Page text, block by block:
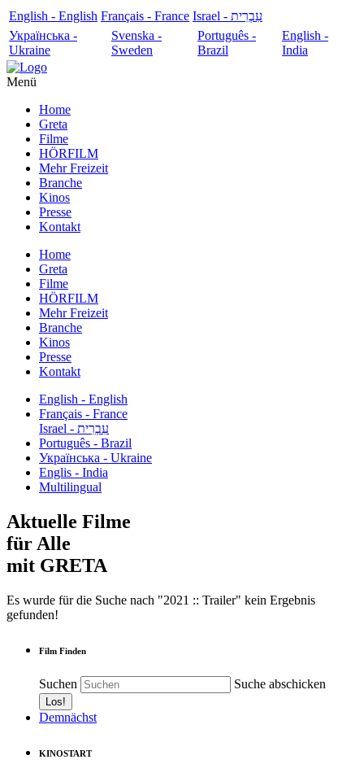
English - English Français - France
עִבְרִית - Israel
Українська -
Ukraine
Svenska -
Sweden
Português -
Brazil
English -
India
Menü
Home
Greta
Filme
HÖRFILM
Mehr Freizeit
Branche
Kinos
Presse
Kontakt
Home
Greta
Filme
HÖRFILM
Mehr Freizeit
Branche
Kinos
Presse
Kontakt
English - English
Français - France
עִבְרִית - Israel
Português - Brazil
Українська - Ukraine
Englis - India
Multilingual
Aktuelle Filme
für Alle
mit GRETA
Es wurde für die Suche nach "2021 :: Trailer" kein Ergebnis
gefunden!
Film Finden
Suchen Suche abschicken
Demnächst
KINOSTART